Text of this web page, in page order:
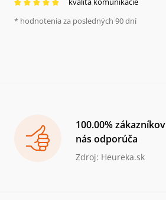
* hodnotenia za posledných 90 dní
100.00% zákazníkov
nás odporúča
Zdroj: Heureka.sk